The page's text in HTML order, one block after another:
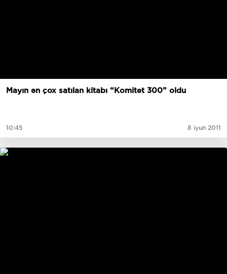
Mayın ən çox satılan kitabı “Komitet 300” oldu
10:45 8 iyun 2011